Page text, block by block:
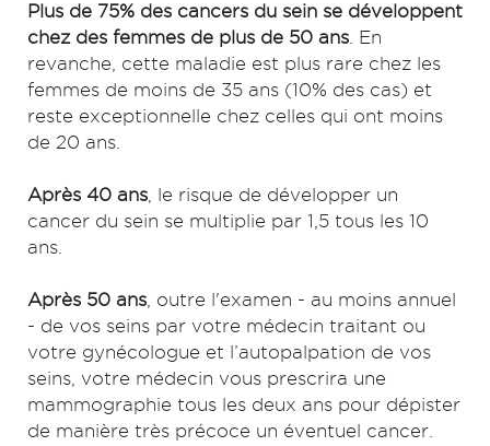
Plus de 75% des cancers du sein se développent
chez des femmes de plus de 50 ans . En
revanche, cette maladie est plus rare chez les
femmes de moins de 35 ans (10% des cas) et
reste exceptionnelle chez celles qui ont moins
de 20 ans.
Après 40 ans , le risque de développer un
cancer du sein se multiplie par 1,5 tous les 10
ans.
Après 50 ans , outre l'examen - au moins annuel
- de vos seins par votre médecin traitant ou
votre gynécologue et l’autopalpation de vos
seins, votre médecin vous prescrira une
mammographie tous les deux ans pour dépister
de manière très précoce un éventuel cancer.